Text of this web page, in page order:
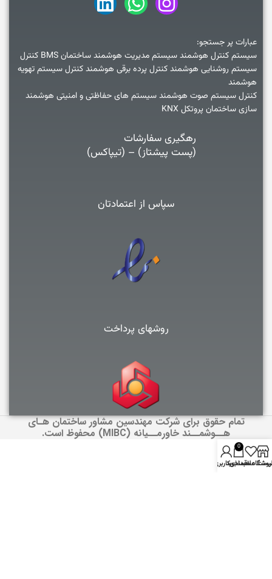
عبارات پر جستجو:
سیستم کنترل هوشمند سیستم مدیریت هوشمند ساختمان BMS کنترل
سیستم روشنایی هوشمند کنترل پرده برقی هوشمند کنترل سیستم تهویه
هوشمند
کنترل سیستم صوت هوشمند سیستم های حفاظتی و امنیتی هوشمند
سازی ساختمان پروتکل KNX
رهگیری سفارشات
(پست پیشتاز) – (تیپاکس)
سپاس از اعتمادتان
روشهای پرداخت
تمام حقوق برای شرکت مهندسین مشاور ساختمان هـای
هــوشمــند خاورمــیانه (MIBC) محفوظ است.
لیست علاقمندی
0
سبد خرید
حساب کاربری من